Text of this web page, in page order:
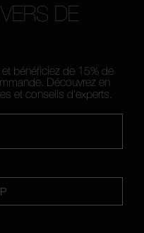
DE
bénéficiez de 15% de
Découvrez en
et conseils d'experts.